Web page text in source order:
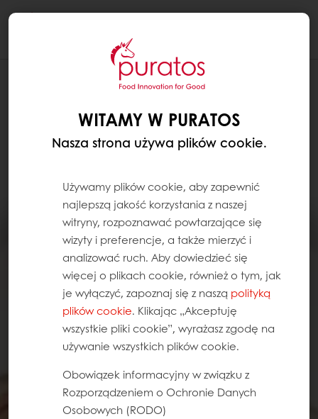
WITAMY W PURATOS
Nasza strona używa plików cookie.
Używamy plików cookie, aby zapewnić
najlepszą jakość korzystania z naszej
witryny, rozpoznawać powtarzające się
wizyty i preferencje, a także mierzyć i
analizować ruch. Aby dowiedzieć się
więcej o plikach cookie, również o tym, jak
je wyłączyć, zapoznaj się z naszą polityką
plików cookie. Klikając „Akceptuję
wszystkie pliki cookie”, wyrażasz zgodę na
używanie wszystkich plików cookie.
Obowiązek informacyjny w związku z
Rozporządzeniem o Ochronie Danych
Osobowych (RODO)